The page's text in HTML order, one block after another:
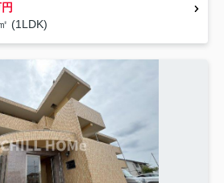
(1LDK)